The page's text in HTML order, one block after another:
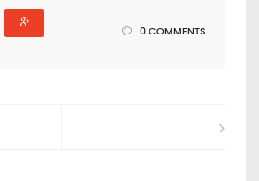
0 COMMENTS